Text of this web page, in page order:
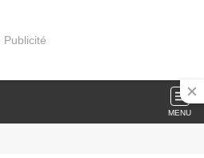
Publicité
MENU